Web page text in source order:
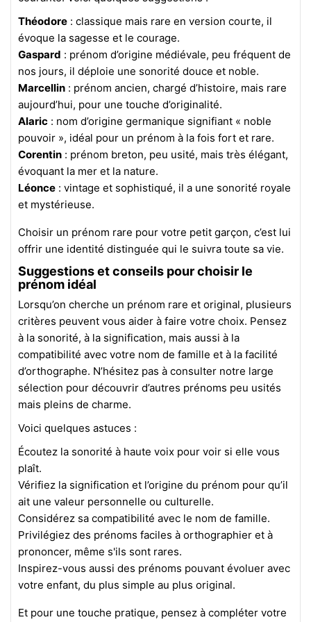
Théodore : classique mais rare en version courte, il
évoque la sagesse et le courage.
Gaspard : prénom d’origine médiévale, peu fréquent de
nos jours, il déploie une sonorité douce et noble.
Marcellin : prénom ancien, chargé d’histoire, mais rare
aujourd’hui, pour une touche d’originalité.
Alaric : nom d’origine germanique signifiant « noble
pouvoir », idéal pour un prénom à la fois fort et rare.
Corentin : prénom breton, peu usité, mais très élégant,
évoquant la mer et la nature.
Léonce : vintage et sophistiqué, il a une sonorité royale
et mystérieuse.
Choisir un prénom rare pour votre petit garçon, c’est lui
offrir une identité distinguée qui le suivra toute sa vie.
Suggestions et conseils pour choisir le
prénom idéal
Lorsqu’on cherche un prénom rare et original, plusieurs
critères peuvent vous aider à faire votre choix. Pensez
à la sonorité, à la signification, mais aussi à la
compatibilité avec votre nom de famille et à la facilité
d’orthographe. N’hésitez pas à consulter notre large
sélection pour découvrir d’autres prénoms peu usités
mais pleins de charme.
Voici quelques astuces :
Écoutez la sonorité à haute voix pour voir si elle vous
plaît.
Vérifiez la signification et l’origine du prénom pour qu’il
ait une valeur personnelle ou culturelle.
Considérez sa compatibilité avec le nom de famille.
Privilégiez des prénoms faciles à orthographier et à
prononcer, même s'ils sont rares.
Inspirez-vous aussi des prénoms pouvant évoluer avec
votre enfant, du plus simple au plus original.
Et pour une touche pratique, pensez à compléter votre